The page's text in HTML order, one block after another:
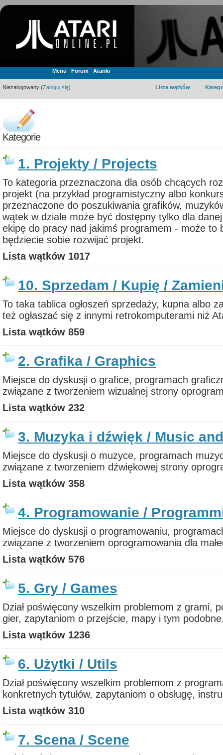
Menu Forum Atariki
Niezalogowany (Zaloguj się) Lista wątków
Kategorie
1. Projekty / Projects
To kategoria przeznaczona dla osób chcących
projekt (na przykład programistyczny albo
przeznaczone do poszukiwania grafików,
wątek w dziale może być dostępny tylko dla
ekipę do pracy nad jakimś programem - może to
będziecie sobie rozwijać projekt.
Lista wątków 1017
10. Sprzedam / Kupię /
To taka tablica ogłoszeń sprzedaży, kupna albo
też ogłaszać się z innymi retrokomputerami niż
Lista wątków 859
2. Grafika / Graphics
Miejsce do dyskusji o grafice, programach
związane z tworzeniem wizualnej strony
Lista wątków 232
3. Muzyka i dźwięk / Music
Miejsce do dyskusji o muzyce, programach
związane z tworzeniem dźwiękowej strony
Lista wątków 358
4. Programowanie /
Miejsce do dyskusji o programowaniu,
związane z tworzeniem oprogramowania dla
Lista wątków 576
5. Gry / Games
Dział poświęcony wszelkim problemom z grami,
gier, zapytaniom o przejście, mapy i tym
Lista wątków 1236
6. Użytki / Utils
Dział poświęcony wszelkim problemom z
konkretnych tytułów, zapytaniom o obsługę,
Lista wątków 310
7. Scena / Scene